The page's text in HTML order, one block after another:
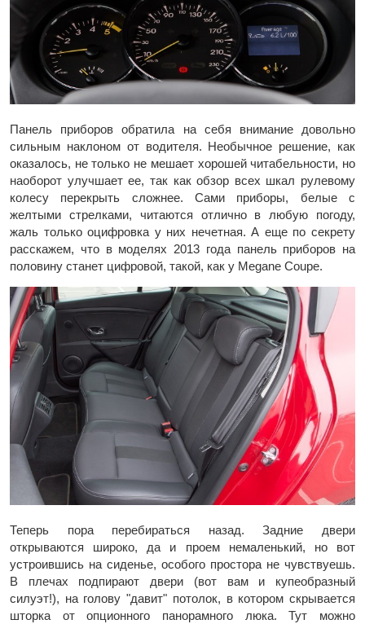
Панель приборов обратила на себя внимание довольно
сильным наклоном от водителя. Необычное решение, как
оказалось, не только не мешает хорошей читабельности, но
наоборот улучшает ее, так как обзор всех шкал рулевому
колесу перекрыть сложнее. Сами приборы, белые с
желтыми стрелками, читаются отлично в любую погоду,
жаль только оцифровка у них нечетная. А еще по секрету
расскажем, что в моделях 2013 года панель приборов на
половину станет цифровой, такой, как у Megane Coupe.
Теперь пора перебираться назад. Задние двери
открываются широко, да и проем немаленький, но вот
устроившись на сиденье, особого простора не чувствуешь.
В плечах подпирают двери (вот вам и купеобразный
силуэт!), на голову "давит" потолок, в котором скрывается
шторка от опционного панорамного люка. Тут можно